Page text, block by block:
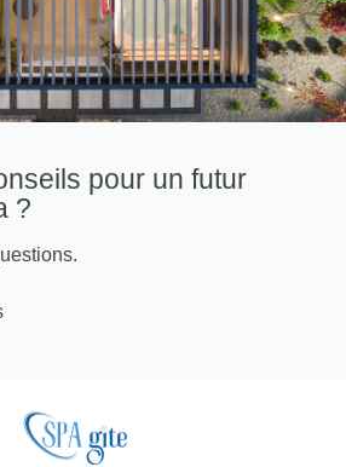
pour un futur
?